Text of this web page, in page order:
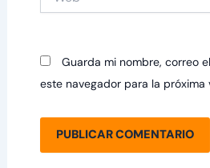
Guarda mi nombre, correo
este navegador para la próxima